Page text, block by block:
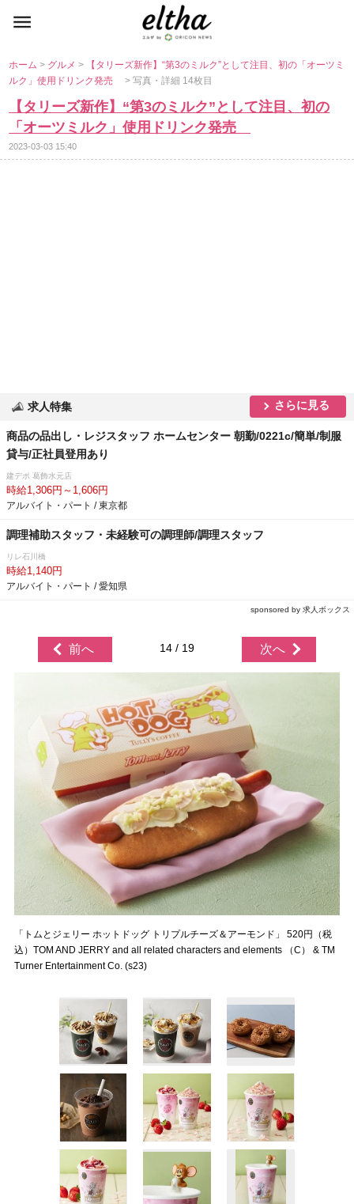
ホーム> グルメ>
【タリーズ新作】“第3のミルク”として注目、初の「オーツミ
ルク」使用ドリンク発売> 写真・詳細 14枚目
【タリーズ新作】“第3のミルク”として注目、初の
「オーツミルク」使用ドリンク発売
2023-03-03 15:40
求人特集 さらに見る
商品の品出し・レジスタッフ ホームセンター 朝勤/0221c/簡単/制服
貸与/正社員登用あり
建デポ 葛飾水元店
時給1,306円～1,606円
アルバイト・パート / 東京都
調理補助スタッフ・未経験可の調理師/調理スタッフ
リレ石川橋
時給1,140円
アルバイト・パート / 愛知県
sponsored by 求人ボックス
前へ 14 / 19 次へ
「トムとジェリー ホットドッグ トリプルチーズ＆アーモンド」 520円（税
込）TOM AND JERRY and all related characters and elements （C） & TM
Turner Entertainment Co. (s23)